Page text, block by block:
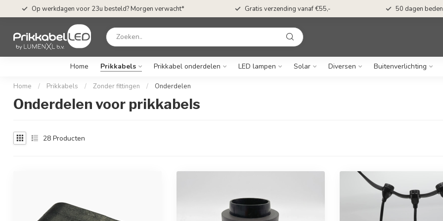
Op werkdagen voor 23u besteld? Morgen verwacht* Gratis verzending vanaf €55,- 50 dagen
Home Prikkabels Prikkabel onderdelen LED lampen Solar Diversen Buitenverlichting
Home / Prikkabels / Zonder fittingen / Onderdelen
Onderdelen voor prikkabels
28 Producten